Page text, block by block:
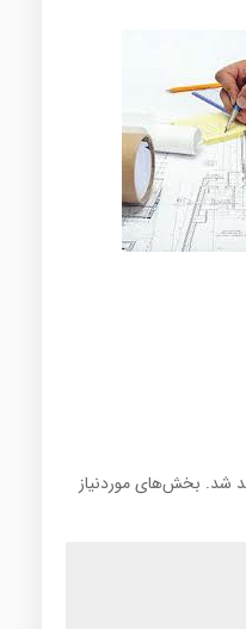
شد. بخش‌های موردنیاز